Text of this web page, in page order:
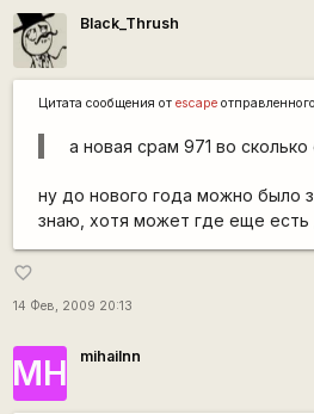
Black_Thrush
Цитата сообщения от escapeотправленного
а новая срам 971 во
ну до нового года можно было
знаю, хотя может где еще есть
favorite_border
14 Фев, 2009 20:13
МН mihailnn